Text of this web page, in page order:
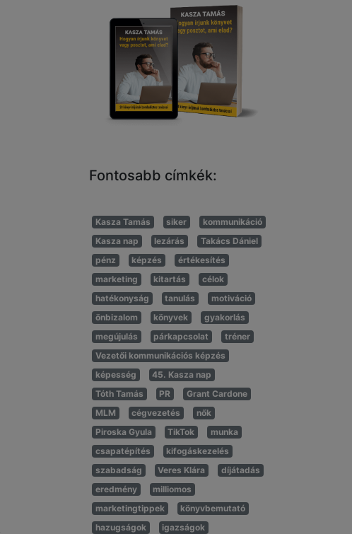
Fontosabb címkék:
Kasza Tamás siker
kommunikáció
Kasza nap
lezárás
Takács Dániel
pénz
képzés
értékesítés
marketing
kitartás
célok
hatékonyság
tanulás
motiváció
önbizalom
könyvek
gyakorlás
megújulás
párkapcsolat
tréner
Vezetői kommunikációs képzés
képesség
45. Kasza nap
Tóth Tamás
PR
Grant Cardone
MLM
cégvezetés
nők
Piroska Gyula
TikTok
munka
csapatépítés
kifogáskezelés
szabadság
Veres Klára
díjátadás
eredmény
milliomos
marketingtippek
könyvbemutató
hazugságok
igazságok